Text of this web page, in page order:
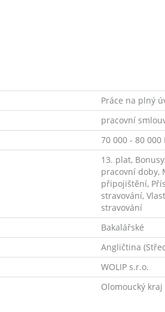
Práce na plný
pracovní
70 000 - 80 000
13. plat,
pracovní doby,
připojištění,
stravování,
stravování
Bakalářské
Angličtina
WOLIP s.r.o.
Olomoucký kraj